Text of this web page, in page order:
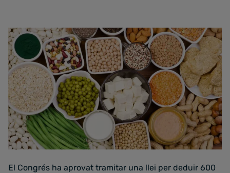
El Congrés ha aprovat tramitar una llei per deduir 600